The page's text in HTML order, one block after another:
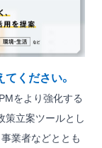
ください。
をより強化する
策立案ツールとし
業者などととも